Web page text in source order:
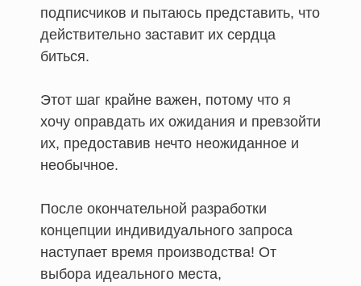
подписчиков и пытаюсь представить, что
действительно заставит их сердца
биться.
Этот шаг крайне важен, потому что я
хочу оправдать их ожидания и превзойти
их, предоставив нечто неожиданное и
необычное.
После окончательной разработки
концепции индивидуального запроса
наступает время производства! От
выбора идеального места,